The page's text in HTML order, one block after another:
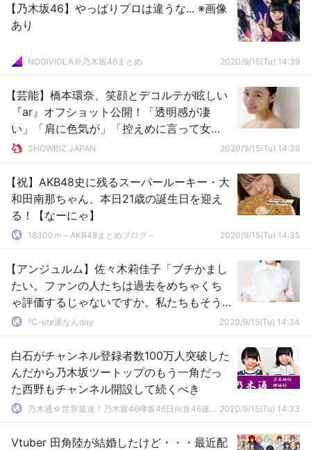
【乃木坂46】やっぱりプロは違うな... ※画像
あり
NOGIVIOLA＠乃木坂46まとめ 2020/9/15(Tu) 14:39
【芸能】橋本環奈、笑顔とデコルテが眩しい
『ar』オフショット公開！「透明感が凄
い」「肩に色気が」「控えめに言って女
神」など絶賛コメント相次ぐ
SHOWBIZ JAPAN 2020/9/15(Tu) 14:39
【祝】AKB48史に残るスーパールーキー・大
和田南那ちゃん、本日21歳の誕生日を迎え
る！【なーにゃ】
18300ｍ～AKB48まとめブログ～ 2020/9/15(Tu) 14:35
【アンジュルム】佐々木莉佳子「ブチかまし
たい。ファンの人たちは過去をめちゃくち
ゃ評価するじゃないですか。私たちもそう
なりたい。」
℃-ute派なんday 2020/9/15(Tu) 14:34
白石がチャンネル登録者数100万人突破した
んだから乃木坂ツートップのもう一角だっ
た西野もチャンネル開設して続くべき
乃木通☆世界最速！乃木坂46欅坂46日向坂46速報まとめ 2020/9/15(Tu) 14:33
Vtuber 田角陸が結婚したけど・・・最近配